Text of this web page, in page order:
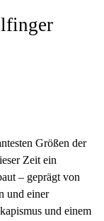
Größen der
Zeit ein
– geprägt von
und einer
und einem